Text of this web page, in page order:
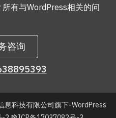
有与WordPress相关的问
咨询
息科技有限公司旗下-WordPress